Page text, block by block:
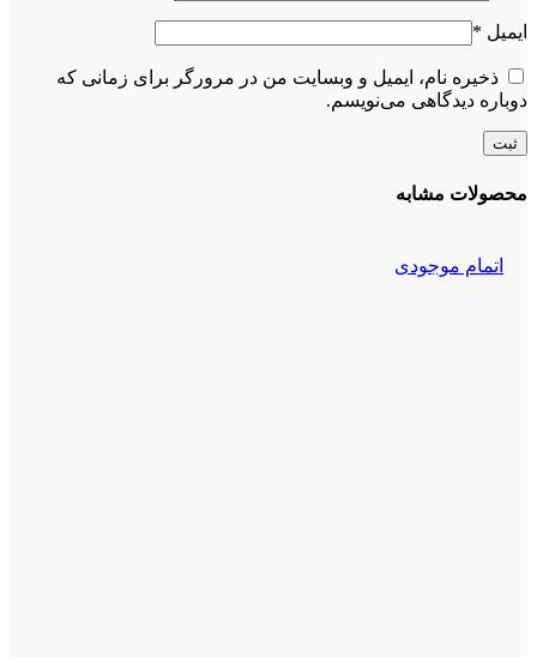
ایمیل *
ذخیره نام، ایمیل و وبسایت من در مرورگر برای زمانی که
دوباره دیدگاهی می‌نویسم.
محصولات مشابه
اتمام موجودی